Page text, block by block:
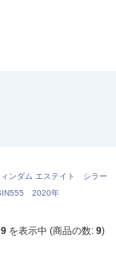
9 を表示中 (商品の数: 9)